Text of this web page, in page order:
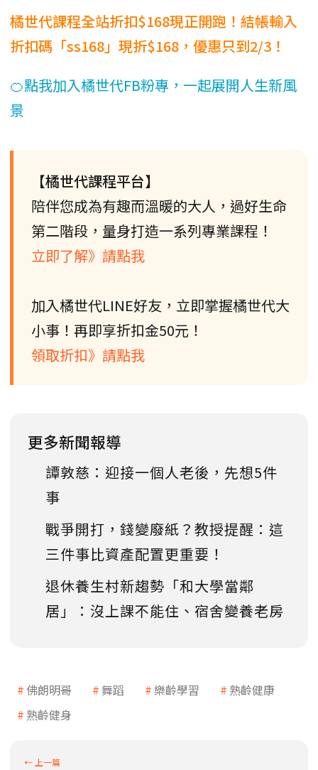
橘世代課程全站折扣$168現正開跑！結帳輸入
折扣碼「ss168」現折$168，優惠只到2/3！
🍊點我加入橘世代FB粉專，一起展開人生新風
景
【橘世代課程平台】
陪伴您成為有趣而溫暖的大人，過好生命
第二階段，量身打造一系列專業課程！
立即了解》請點我
加入橘世代LINE好友，立即掌握橘世代大
小事！再即享折扣金50元！
領取折扣》請點我
更多新聞報導
譚敦慈：迎接一個人老後，先想5件
事
戰爭開打，錢變廢紙？教授提醒：這
三件事比資產配置更重要！
退休養生村新趨勢「和大學當鄰
居」：沒上課不能住、宿舍變養老房
佛朗明哥 舞蹈 樂齡學習
熟齡健康
熟齡健身